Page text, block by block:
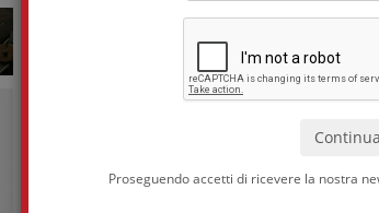
Proseguendo accetti di ricevere la nostra